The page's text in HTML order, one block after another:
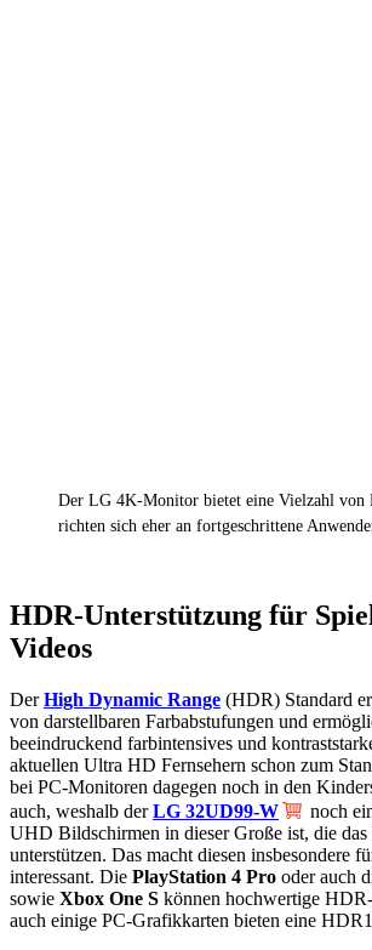
Der LG 4K-Monitor bietet eine Vielzahl von
richten sich eher an fortgeschrittene
HDR-Unterstützung für
Videos
DerHigh Dynamic Range (HDR) Standard
von darstellbaren Farbabstufungen und
beeindruckend farbintensives und
aktuellen Ultra HD Fernsehern schon zum
bei PC-Monitoren dagegen noch in den
auch, weshalb derLG 32UD99-W
noch
UHD Bildschirmen in dieser Große ist, die
unterstützen. Das macht diesen insbesondere
interessant. Die PlayStation 4 Pro oder auch
sowie Xbox One S können hochwertige
auch einige PC-Grafikkarten bieten eine